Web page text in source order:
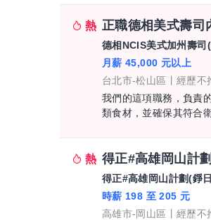
正職德相美式壽司
德相NCIS美式加州壽
月薪 45,000 元以上
台北市-松山區
經歷不
我們的這項職務，負責
類食材，並確保其符合衛生和品質標準。 2. 廚房設
得正#高雄岡山計
得正#高雄岡山計劃(錚
時薪 198 至 205 元
高雄市-岡山區
經歷不